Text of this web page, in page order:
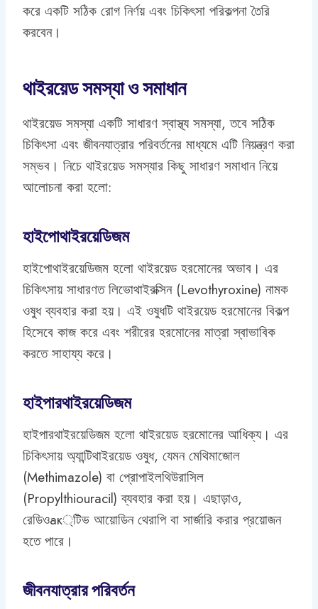
করে একটি সঠিক রোগ নির্ণয় এবং চিকিৎসা পরিকল্পনা তৈরি
করবেন।
থাইরয়েড সমস্যা ও সমাধান
থাইরয়েড সমস্যা একটি সাধারণ স্বাস্থ্য সমস্যা, তবে সঠিক
চিকিৎসা এবং জীবনযাত্রার পরিবর্তনের মাধ্যমে এটি নিয়ন্ত্রণ করা
সম্ভব। নিচে থাইরয়েড সমস্যার কিছু সাধারণ সমাধান নিয়ে
আলোচনা করা হলো:
হাইপোথাইরয়েডিজম
হাইপোথাইরয়েডিজম হলো থাইরয়েড হরমোনের অভাব। এর
চিকিৎসায় সাধারণত লিভোথাইরক্সিন (Levothyroxine) নামক
ওষুধ ব্যবহার করা হয়। এই ওষুধটি থাইরয়েড হরমোনের বিকল্প
হিসেবে কাজ করে এবং শরীরের হরমোনের মাত্রা স্বাভাবিক
করতে সাহায্য করে।
হাইপারথাইরয়েডিজম
হাইপারথাইরয়েডিজম হলো থাইরয়েড হরমোনের আধিক্য। এর
চিকিৎসায় অ্যান্টিথাইরয়েড ওষুধ, যেমন মেথিমাজোল
(Methimazole) বা প্রোপাইলথিউরাসিল
(Propylthiouracil) ব্যবহার করা হয়। এছাড়াও,
রেডিওак্টিভ আয়োডিন থেরাপি বা সার্জারি করার প্রয়োজন
হতে পারে।
জীবনযাত্রার পরিবর্তন